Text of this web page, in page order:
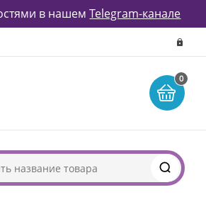
в нашемTelegram-канале
0